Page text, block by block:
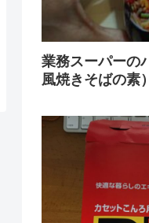
業務スーパーの
風焼きそばの素